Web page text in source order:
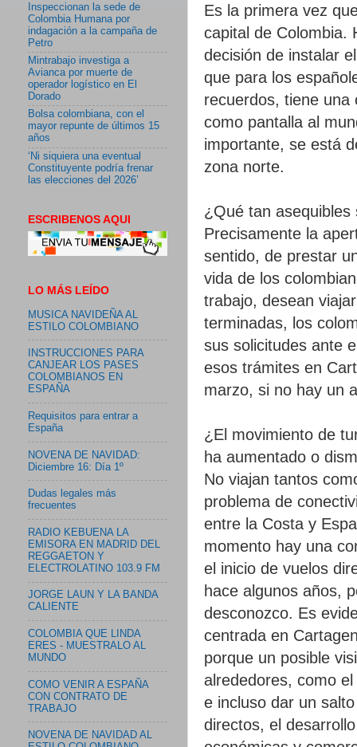
Es la primera vez
capital de Colombia.
decisión de instalar
que para los
recuerdos, tiene una
como pantalla al
importante, se está
zona norte.
¿Qué tan
Precisamente la
sentido, de prestar
vida de los
trabajo, desean
terminadas, los
sus solicitudes ante
esos trámites en
marzo, si no hay un
¿El movimiento de
ha aumentado o
No viajan tantos
problema de
entre la Costa y
momento hay una
el inicio de vuelos
hace algunos años,
desconozco. Es
centrada en
porque un posible
alrededores, como
e incluso dar un
directos, el
Inspeccionan la sede de
Colombia Humana por
indagación a la campaña de
Petro
Mintrabajo investiga a
Avianca por muerte de
operador logístico en El
Dorado
Bolsa colombiana, con el
mayor repunte de últimos 15
años
‘Ni siquiera una eventual
Constituyente podría frenar
las elecciones del 2026’
ESCRIBENOS AQUI
LO MÁS LEÍDO
MUSICA NAVIDEÑA AL
ESTILO COLOMBIANO
INSTRUCCIONES PARA
CANJEAR LOS PASES
COLOMBIANOS EN
ESPAÑA
Requisitos para entrar a
España
NOVENA DE NAVIDAD:
Diciembre 16: Día 1º
Dudas legales más
frecuentes
RADIO KEBUENA LA
EMISORA EN MADRID DEL
REGGAETON Y
ELECTROLATINO 103.9 FM
JORGE LAUN Y LA BANDA
CALIENTE
COLOMBIA QUE LINDA
ERES - MUESTRALO AL
MUNDO
COMO VENIR A ESPAÑA
CON CONTRATO DE
TRABAJO
NOVENA DE NAVIDAD AL